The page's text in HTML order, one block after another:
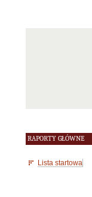
RAPORTY GŁÓWNE
Lista startowa